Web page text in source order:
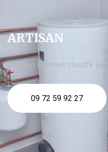
ARTISAN
plombier Entretien chauffe
09 72 59 92 27